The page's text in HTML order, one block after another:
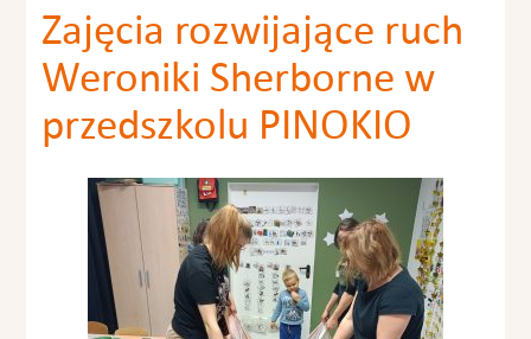
Zajęcia rozwijające ruch
Weroniki Sherborne w
przedszkolu PINOKIO